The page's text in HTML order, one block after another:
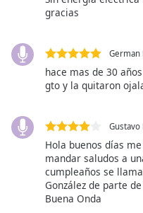
,
Subtitles
subtitles
settings
subtitles
settings
dialog
subtitles
,
selected
gracias
German
hace mas de 30
gto y la quitaron
Gustavo
Hola buenos días
mandar saludos a
cumpleaños se
González de parte
Buena Onda